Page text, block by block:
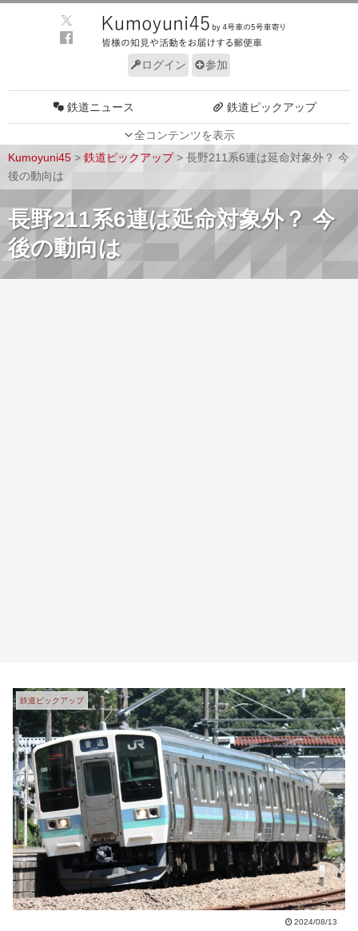
ログイン 参加
全コンテンツを表示
鉄道ニュース 鉄道ピックアップ
Kumoyuni45 > 鉄道ピックアップ> 長野211系6連は延命対象外？ 今
後の動向は
長野211系6連は延命対象外？ 今
後の動向は
鉄道ピックアップ
2024/08/13